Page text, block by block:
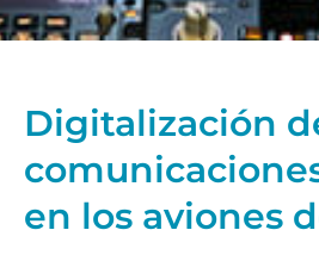
Digitalización
en los aviones